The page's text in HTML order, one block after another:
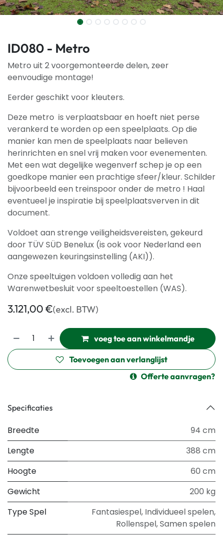
ID080 - Metro
Metro uit 2 voorgemonteerde delen, zeer
eenvoudige montage!
Eerder geschikt voor kleuters.
Deze metro is verplaatsbaar en hoeft niet perse
verankerd te worden op een speelplaats. Op die
manier kan men de speelplaats naar believen
herinrichten en snel vrij maken voor evenementen.
Met een wat degelijke wegenverf schep je op een
goedkope manier een prachtige sfeer/kleur. Schilder
bijvoorbeeld een treinspoor onder de metro ! Haal
eventueel je inspiratie bij speelplaatsverven in dit
document.
Voldoet aan strenge veiligheidsvereisten, gekeurd
door TÜV SÜD Benelux (is ook voor Nederland een
aangewezen keuringsinstelling (AKI)).
Onze speeltuigen voldoen volledig aan het
Warenwetbesluit voor speeltoestellen (WAS).
3.121,00€(excl. BTW)
voeg toe aan winkelmandje
Toevoegen aan verlanglijst
Offerte aanvragen?
Specificaties
Breedte
94 cm
Lengte
388 cm
Hoogte
60 cm
Gewicht
200 kg
Type Spel
Fantasiespel, Individueel spelen,
Rollenspel,Samen spelen